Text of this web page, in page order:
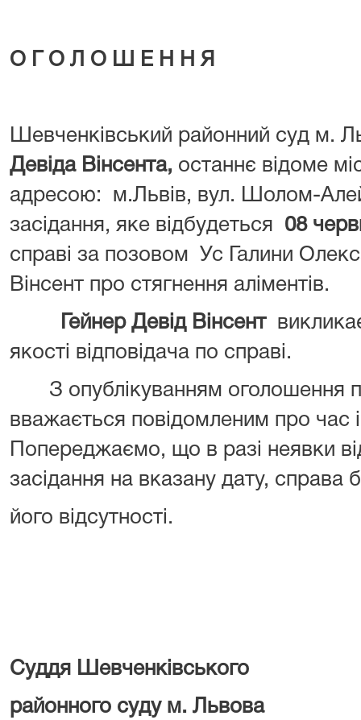
О Г О Л О Ш Е Н Н Я
Шевченківський районний суд м.
Девіда Вінсента, останнє відоме
адресою: м.Львів, вул. Шолом-
засідання, яке відбудеться
08
справі за позовом Ус Галини
Вінсент про стягнення аліментів.
Гейнер Девід Вінсент
якості відповідача по справі.
З опублікуванням оголошення
вважається повідомленим про час
Попереджаємо, що в разі неявки
засідання на вказану дату, справа
його відсутності.
Суддя Шевченківського
районного